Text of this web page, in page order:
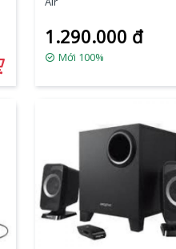
1.290.000 đ
Mới 100%